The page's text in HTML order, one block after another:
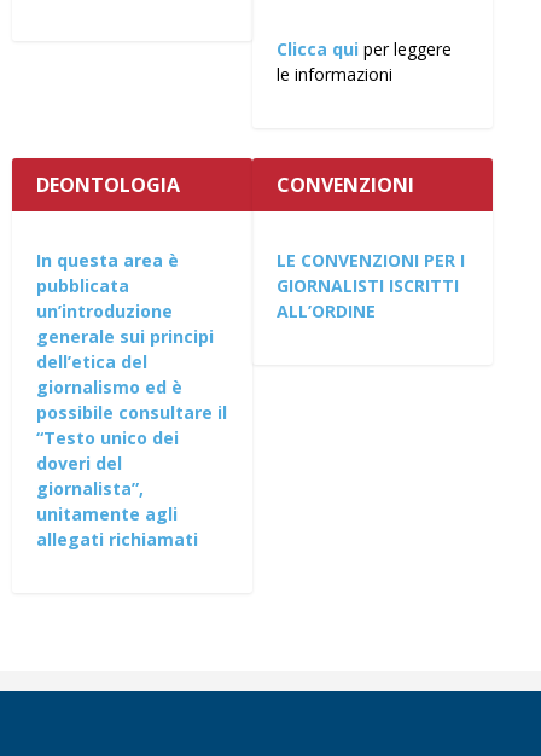
Clicca qui per leggere
le informazioni
DEONTOLOGIA
In questa area è
pubblicata
un’introduzione
generale sui principi
dell’etica del
giornalismo ed è
possibile consultare il
“Testo unico dei
doveri del
giornalista”,
unitamente agli
allegati richiamati
CONVENZIONI
LE CONVENZIONI PER I
GIORNALISTI ISCRITTI
ALL’ORDINE